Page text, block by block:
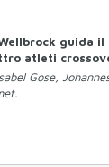
guida il
atleti
Gose,